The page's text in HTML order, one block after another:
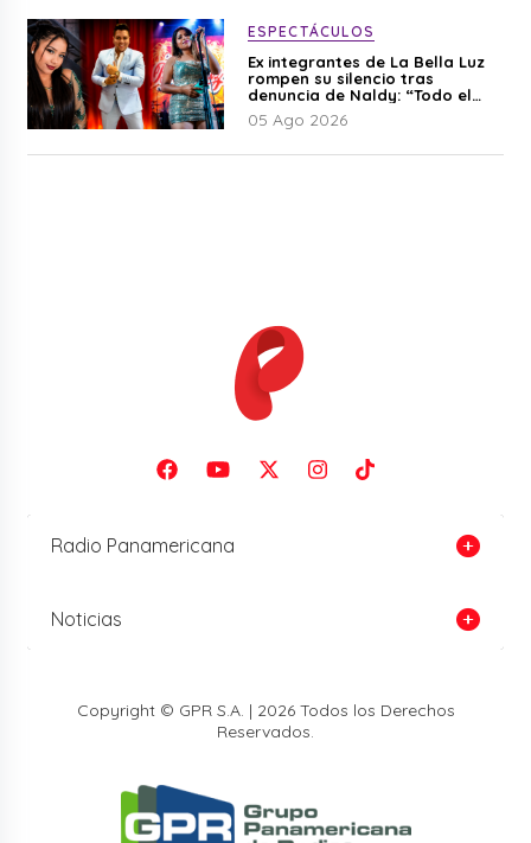
ESPECTÁCULOS
Ex integrantes de La Bella Luz
rompen su silencio tras
denuncia de Naldy: “Todo el
mundo lo sabía”
05 Ago 2026
Radio Panamericana
Noticias
Copyright © GPR S.A. | 2026 Todos los Derechos
Reservados.